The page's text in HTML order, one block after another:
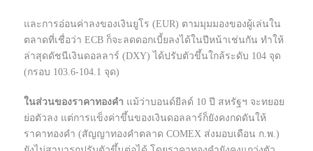
และการอ่อนค่าลงของเงินยูโร (EUR) ตามมุมมองของผู้เล่นใน
ตลาดที่เชื่อว่า ECB ก็จะลดดอกเบี้ยลงได้ในปีหน้าเช่นกัน ทำให้
ล่าสุดดัชนีเงินดอลลาร์ (DXY) ได้ปรับตัวขึ้นใกล้ระดับ 104 จุด
(กรอบ 103.6-104.1 จุด)
ในส่วนของราคาทองคำ แม้ว่าบอนด์ยีลด์ 10 ปี สหรัฐฯ จะทยอย
ย่อตัวลง แต่การแข็งค่าขึ้นของเงินดอลลาร์ก็ยังคงกดดันให้
ราคาทองคำ (สัญญาทองคำตลาด COMEX ส่งมอบเดือน ก.พ.)